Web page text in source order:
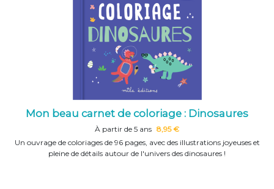
Mon beau carnet de coloriage : Dinosaures
À partir de 5 ans 8,95 €
Un ouvrage de coloriages de 96 pages, avec des illustrations joyeuses et
pleine de détails autour de l'univers des dinosaures !